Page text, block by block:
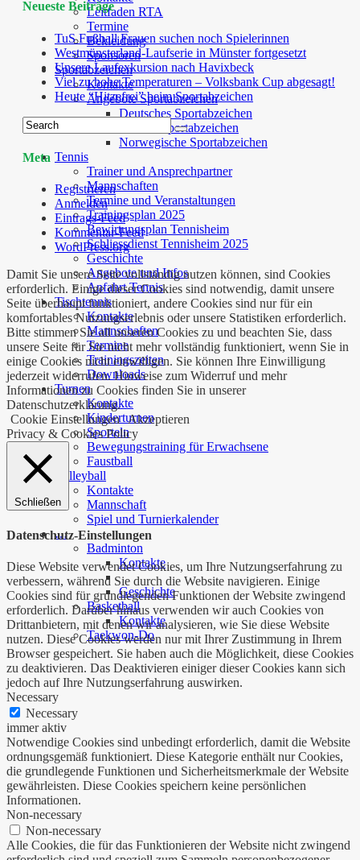
Leitfaden RTA
Termine
Bekleidung
Sponsoren
Sportabzeichen
Kontakte
Angebote Sportabzeichen
Deutsches Sportabzeichen
Familiensportabzeichen
Norwegische Sportabzeichen
Tennis
Trainer und Ansprechpartner
Mannschaften
Termine und Veranstaltungen
Trainingsplan 2025
Bewirtungsplan Tennisheim
Schliessdienst Tennisheim 2025
Geschichte
Angebote und Infos
Anfahrt Tennis
Tischtennis
Kontakte
Mannschaften
Termine
Trainingszeiten
Downloads
Turnen
Kontakte
Kinderturnen
Sporteln
Bewegungstraining für Erwachsene
Faustball
Volleyball
Kontakte
Mannschaft
Spiel und Turnierkalender
…
Badminton
Kontakte
Geschichte
Basketball
Kontakte
Taekwon-Do
Neueste Beiträge
TuS Fußball Frauen suchen noch Spielerinnen
Westmünsterland-Laufserie in Münster fortgesetzt
Unsere Laufexkursion nach Havixbeck
Viel zu hohe Temperaturen – Volksbank Cup abgesagt!
Heute “Hitzefrei” beim Sportabzeichen
Meta
Registrieren
Anmelden
Eintrags-Feed
Kommentar-Feed
WordPress.org
Damit Sie unsere Seite vollständig nutzen können, sind Cookies
erforderlich. Einige dieser Cookies sind notwendig, damit unsere
Seite überhaupt funktioniert, andere Cookies sind nur für ein
komfortables Nutzungserlebnis oder unsere Statistiken erforderlich.
Bitte stimmen Sie all unseren Cookies zu und beachten Sie, dass
unsere Seite für Sie nicht mehr vollständig funktioniert, wenn Sie in
einige Cookies nicht einwilligen. Sie können Ihre Einwilligung
jederzeit widerrufen. Hinweise zum Widerruf und mehr
Informationen zu Cookies finden Sie in unserer
Datenschutzerklärung.
Cookie Einstellungen Akzeptieren
Privacy & Cookies Policy
Schließen
Datenschutz-Einstellungen
Diese Website verwendet Cookies, um Ihre Nutzungserfahrung zu
verbessern, während Sie durch die Website navigieren. Einige
Cookies sind für grundlegenden Funktionen der Website zwingend
erforderlich. Darüber hinaus verwenden wir auch Cookies von
Drittanbietern, mit denen wir analysieren, wie Sie diese Website
nutzen. Diese Cookies werden nur mit Ihrer Zustimmung in Ihrem
Browser gespeichert. Sie haben auch die Möglichkeit, diese Cookies
zu deaktivieren. Das Deaktivieren einiger dieser Cookies kann sich
jedoch auf Ihre Nutzungserfahrung auswirken.
Necessary
Necessary
immer aktiv
Notwendige Cookies sind unbedingt erforderlich, damit die Website
ordnungsgemäß funktioniert. Diese Kategorie enthält nur Cookies,
die grundlegende Funktionen und Sicherheitsmerkmale der Website
gewährleisten. Diese Cookies speichern keine persönlichen
Informationen.
Non-necessary
Non-necessary
Alle Cookies, die für das Funktionieren der Website nicht zwingend